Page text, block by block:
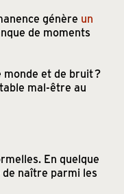
génère un
de moments
monde et de bruit ?
mal-être au
En quelque
de naître parmi les